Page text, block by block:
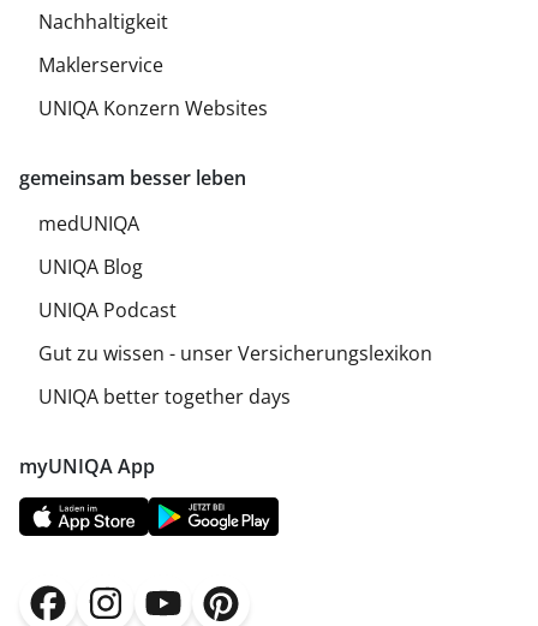
myUNIQA App
gemeinsam besser leben
medUNIQA
UNIQA Blog
UNIQA Podcast
Gut zu wissen - unser Versicherungslexikon
UNIQA better together days
Nachhaltigkeit
Maklerservice
UNIQA Konzern Websites